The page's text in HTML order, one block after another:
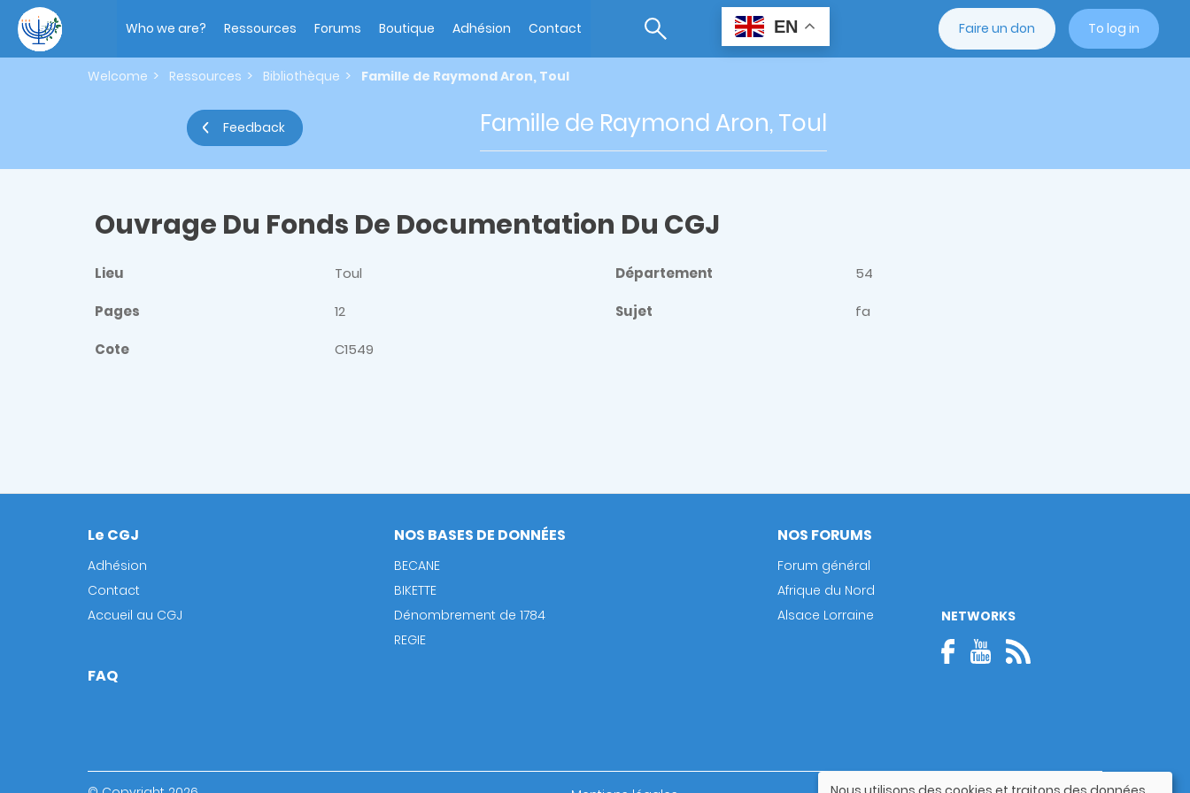
main
content
navigation
Who we are? Ressources Forums Boutique Adhésion Contact EN Faire un don To log in
Welcome Ressources Bibliothèque Famille de Raymond Aron, Toul
Feedback Famille de Raymond Aron, Toul
Ouvrage Du Fonds De Documentation Du CGJ
Lieu Toul Département 54
Pages 12 Sujet fa
Cote C1549
Footer
Le CGJ
Adhésion
Contact
Accueil au CGJ
NOS BASES DE DONNÉES
BECANE
BIKETTE
Dénombrement de 1784
REGIE
NOS FORUMS
Forum général
Afrique du Nord
Alsace Lorraine
FAQ
NETWORKS